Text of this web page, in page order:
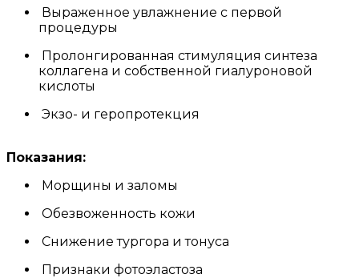
Выраженное увлажнение с первой
процедуры
Пролонгированная стимуляция синтеза
коллагена и собственной гиалуроновой
кислоты
Экзо- и геропротекция
Показания:
Морщины и заломы
Обезвоженность кожи
Снижение тургора и тонуса
Признаки фотоэластоза